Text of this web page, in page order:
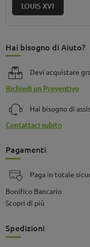
LOUIS XVI
Hai bisogno di Aiuto?
Devi acquistare
Richiedi un Preventivo
Hai bisogno di
Contattaci subito
Pagamenti
Paga in totale
Bonifico Bancario
Scopri di più
Spedizioni